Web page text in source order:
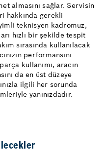
almasını sağlar. Servisin
hakkında gerekli
teknisyen kadromuz,
hızlı bir şekilde tespit
sırasında kullanılacak
performansını
kullanımı, aracın
da en üst düzeye
ilgili her sorunda
yanınızdadır.